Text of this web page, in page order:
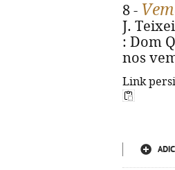
8 -
J.
: Dom
nos
Link